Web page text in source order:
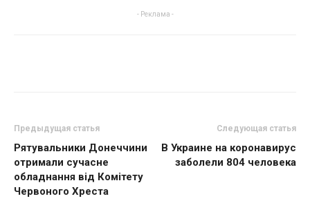
- Реклама -
Предыдущая статья
Рятувальники Донеччини
отримали сучасне
обладнання від Комітету
Червоного Хреста
Следующая статья
В Украине на коронавирус
заболели 804 человека